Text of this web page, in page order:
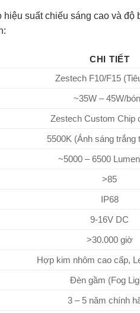
suất chiếu sáng cao và
CHI TIẾT
Zestech F10/F15
~35W – 45W/
Zestech Custom Chip
5500K (Ánh sáng trắng
~5000 – 6500
>85
IP68
9-16V DC
>30.000 giờ
Hợp kim nhôm cao cấp,
Đèn gầm (Fog
3 – 5 năm chính